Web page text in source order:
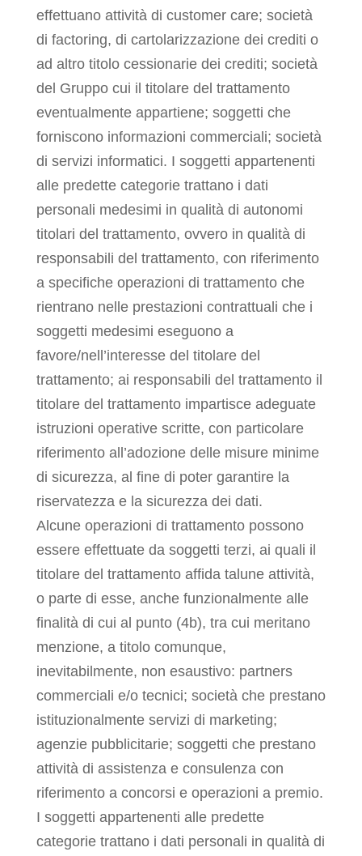
effettuano attività di customer care; società
di factoring, di cartolarizzazione dei crediti o
ad altro titolo cessionarie dei crediti; società
del Gruppo cui il titolare del trattamento
eventualmente appartiene; soggetti che
forniscono informazioni commerciali; società
di servizi informatici. I soggetti appartenenti
alle predette categorie trattano i dati
personali medesimi in qualità di autonomi
titolari del trattamento, ovvero in qualità di
responsabili del trattamento, con riferimento
a specifiche operazioni di trattamento che
rientrano nelle prestazioni contrattuali che i
soggetti medesimi eseguono a
favore/nell’interesse del titolare del
trattamento; ai responsabili del trattamento il
titolare del trattamento impartisce adeguate
istruzioni operative scritte, con particolare
riferimento all’adozione delle misure minime
di sicurezza, al fine di poter garantire la
riservatezza e la sicurezza dei dati.
Alcune operazioni di trattamento possono
essere effettuate da soggetti terzi, ai quali il
titolare del trattamento affida talune attività,
o parte di esse, anche funzionalmente alle
finalità di cui al punto (4b), tra cui meritano
menzione, a titolo comunque,
inevitabilmente, non esaustivo: partners
commerciali e/o tecnici; società che prestano
istituzionalmente servizi di marketing;
agenzie pubblicitarie; soggetti che prestano
attività di assistenza e consulenza con
riferimento a concorsi e operazioni a premio.
I soggetti appartenenti alle predette
categorie trattano i dati personali in qualità di